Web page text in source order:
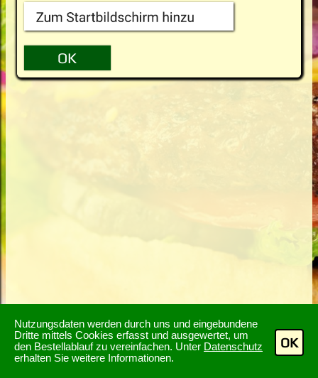
Nutzungsdaten werden durch uns und eingebundene
Dritte mittels Cookies erfasst und ausgewertet, um
den Bestellablauf zu vereinfachen. Unter Datenschutz
erhalten Sie weitere Informationen.
OK